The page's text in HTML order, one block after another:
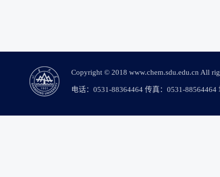
Copyright © 2018 www.chem.sdu.edu.cn All
电话：0531-88364464 传真：0531-